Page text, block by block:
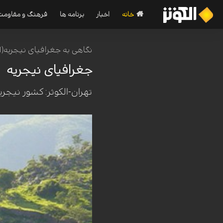
خانه اخبار برنامه ها فرهنگ و
نگاهی به جغرافیای نیجریه(1)
جغرافیای نیجریه
تهران-الکوثر: کشور